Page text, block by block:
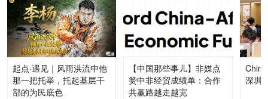
起点·遇见｜风雨洪流中他
那一把托举，托起基层干
部的为民底色
【中国那些事儿】非媒点
赞中非经贸成绩单：合作
共赢路越走越宽
深圳